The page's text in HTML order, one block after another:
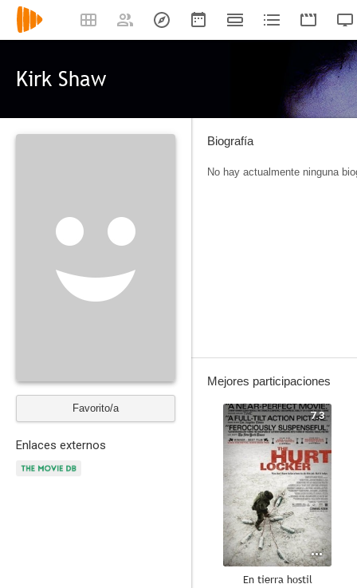
Kirk Shaw
Favorito/a
Enlaces externos
Biografía
No hay actualmente ninguna
Mejores participaciones
7.3
En tierra hostil